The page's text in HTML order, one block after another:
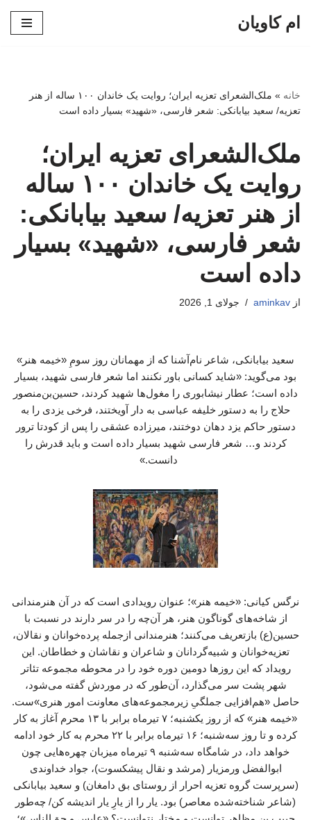
ام کاویان
خانه »
ملک‌الشعرای تعزیه ایران؛ روایت یک خاندان ۱۰۰ ساله از هنر
تعزیه/ سعید بیابانکی: شعر فارسی، «شهید» بسیار داده است
ملک‌الشعرای تعزیه ایران؛
روایت یک خاندان ۱۰۰ ساله
از هنر تعزیه/ سعید بیابانکی:
شعر فارسی، «شهید» بسیار
داده است
از aminkav جولای 1, 2026
سعید بیابانکی، شاعر نام‌آشنا که از مهمانان روز سومِ «خیمه هنر»
بود می‌گوید: «شاید کسانی باور نکنند اما شعر فارسی شهید، بسیار
داده است؛ عطار نیشابوری را مغول‌ها شهید کردند، حسین‌بن‌منصور
حلاج را به دستور خلیفه عباسی به دار آویختند، فرخی یزدی را به
دستور حاکم یزد دهان دوختند، میرزاده عشقی را پس از کودتا ترور
کردند و… شعر فارسی شهید بسیار داده است و باید قدرش را
دانست.»
نرگس کیانی: «خیمه هنر»؛ عنوان رویدادی است که در آن هنرمندانی
از شاخه‌های گوناگون هنر، هر آن‌چه را در سر دارند در نسبت با
حسین(ع) بازتعریف می‌کنند؛ هنرمندانی ازجمله پرده‌خوانان و نقالان،
تعزیه‌خوانان و شبیه‌گردانان و شاعران و نقاشان و خطاطان. این
رویداد که این روزها دومین دوره خود را در محوطه مجموعه تئاتر
شهر پشت سر می‌گذارد، آن‌طور که در موردش گفته می‌شود،
حاصل «هم‌افزایی جملگیِ زیرمجموعه‌های معاونت امور هنری»ست.
«خیمه هنر» که از روز یکشنبه؛ ۷ تیرماه برابر با ۱۳ محرم آغاز به کار
کرده و تا روز سه‌شنبه؛ ۱۶ تیرماه برابر با ۲۲ محرم به کار خود ادامه
خواهد داد، در شامگاه سه‌شنبه ۹ تیرماه میزبان چهره‌هایی چون
ابوالفضل ورمزیار (مرشد و نقال پیشکسوت)، جواد خداوندی
(سرپرست گروه تعزیه احرار از روستای بق دامغان) و سعید بیابانکی
(شاعر شناخته‌شده معاصر) بود. یار را از یارِ یار اندیشه کن/ چه‌طور